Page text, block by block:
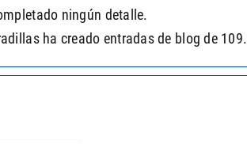
ningún detalle.
ha creado entradas de blog de 109.